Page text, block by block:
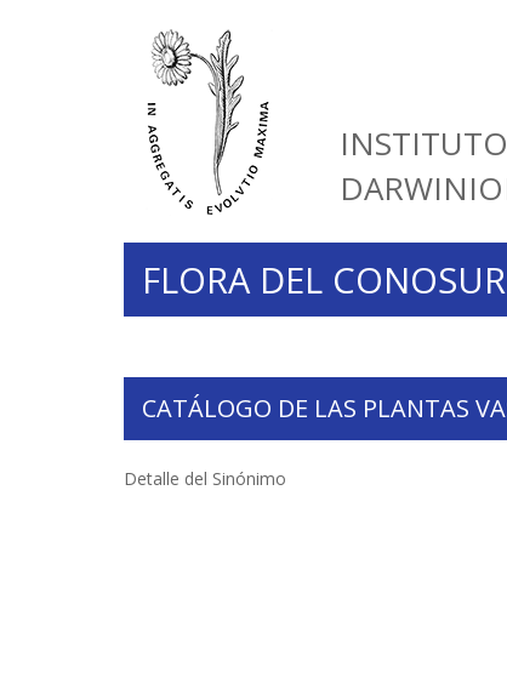
FLORA DEL CONOSUR
CATÁLOGO DE LAS PLANTAS
Detalle del Sinónimo